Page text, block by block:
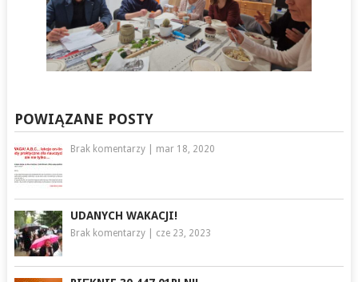
POWIĄZANE POSTY
Brak komentarzy| mar 18, 2020
UDANYCH WAKACJI!
Brak komentarzy| cze 23, 2023